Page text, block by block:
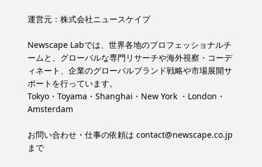
運営元： 株式会社ニュースケイプ
Newscape Labでは、世界各地のプロフェッショナルチ
ームと、グローバルな専門リサーチや海外視察・コーデ
ィネート、企業のグローバルブランド戦略や市場展開サ
ポートを行っています。
Tokyo・Toyama・Shanghai・New York ・London・
Amsterdam
お問い合わせ・仕事の依頼は contact@newscape.co.jp
まで